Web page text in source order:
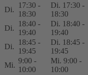
Di.
17:30 -
18:30
Di. 17:30 -
18:30
Di.
18:40 -
19:40
Di. 18:40 -
19:40
Di.
18:45 -
19:45
Di. 18:45 -
19:45
Mi.
9:00 -
10:00
Mi. 9:00 -
10:00